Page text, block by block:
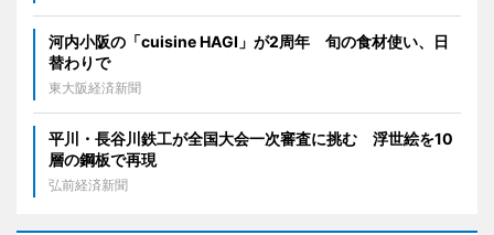
河内小阪の「cuisine HAGI」が2周年 旬の食材使い、日
替わりで
東大阪経済新聞
平川・長谷川鉄工が全国大会一次審査に挑む 浮世絵を10
層の鋼板で再現
弘前経済新聞